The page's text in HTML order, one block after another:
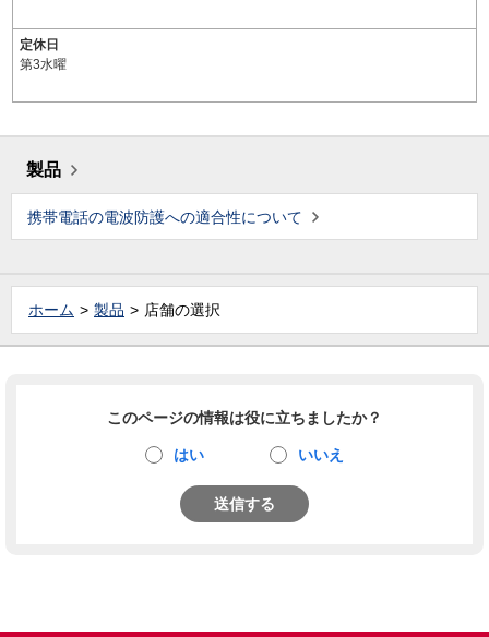
定休日
第3水曜
製品
携帯電話の電波防護への適合性について
ホーム 製品 店舗の選択
このページの情報は役に立ちましたか？
はい いいえ
送信する